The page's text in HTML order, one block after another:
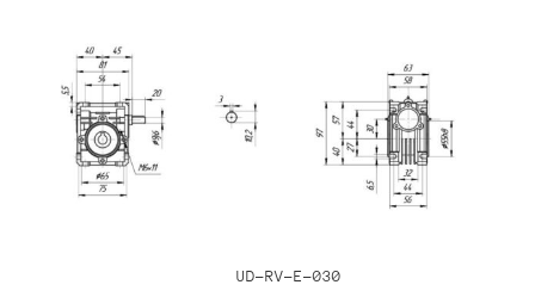
UD-RV-E-030